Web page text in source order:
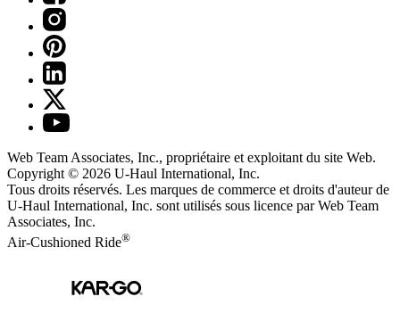
Web Team Associates, Inc., propriétaire et exploitant du site Web.
Copyright © 2026 U-Haul International, Inc.
Tous droits réservés. Les marques de commerce et droits d'auteur de
U-Haul International, Inc. sont utilisés sous licence par Web Team
Associates, Inc.
Air-Cushioned Ride®